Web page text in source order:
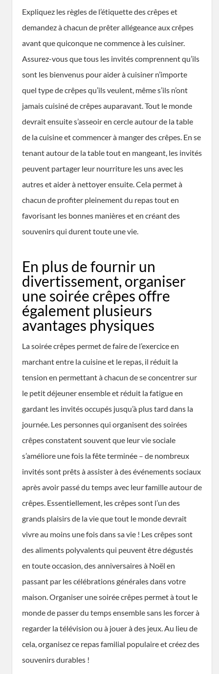
Expliquez les règles de l’étiquette des crêpes et
demandez à chacun de prêter allégeance aux crêpes
avant que quiconque ne commence à les cuisiner.
Assurez-vous que tous les invités comprennent qu’ils
sont les bienvenus pour aider à cuisiner n’importe
quel type de crêpes qu’ils veulent, même s’ils n’ont
jamais cuisiné de crêpes auparavant. Tout le monde
devrait ensuite s’asseoir en cercle autour de la table
de la cuisine et commencer à manger des crêpes. En se
tenant autour de la table tout en mangeant, les invités
peuvent partager leur nourriture les uns avec les
autres et aider à nettoyer ensuite. Cela permet à
chacun de profiter pleinement du repas tout en
favorisant les bonnes manières et en créant des
souvenirs qui durent toute une vie.
En plus de fournir un
divertissement, organiser
une soirée crêpes offre
également plusieurs
avantages physiques
La soirée crêpes permet de faire de l’exercice en
marchant entre la cuisine et le repas, il réduit la
tension en permettant à chacun de se concentrer sur
le petit déjeuner ensemble et réduit la fatigue en
gardant les invités occupés jusqu’à plus tard dans la
journée. Les personnes qui organisent des soirées
crêpes constatent souvent que leur vie sociale
s’améliore une fois la fête terminée – de nombreux
invités sont prêts à assister à des événements sociaux
après avoir passé du temps avec leur famille autour de
crêpes. Essentiellement, les crêpes sont l’un des
grands plaisirs de la vie que tout le monde devrait
vivre au moins une fois dans sa vie ! Les crêpes sont
des aliments polyvalents qui peuvent être dégustés
en toute occasion, des anniversaires à Noël en
passant par les célébrations générales dans votre
maison. Organiser une soirée crêpes permet à tout le
monde de passer du temps ensemble sans les forcer à
regarder la télévision ou à jouer à des jeux. Au lieu de
cela, organisez ce repas familial populaire et créez des
souvenirs durables !